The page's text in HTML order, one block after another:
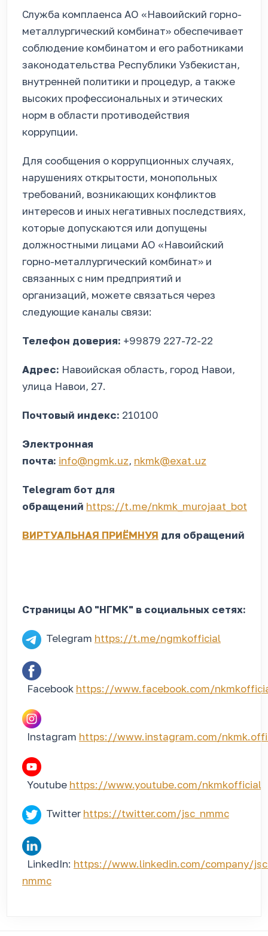
Служба комплаенса АО «Навоийский горно-
металлургический комбинат» обеспечивает
соблюдение комбинатом и его работниками
законодательства Республики Узбекистан,
внутренней политики и процедур, а также
высоких профессиональных и этических
норм в области противодействия
коррупции.
Для сообщения о коррупционных случаях,
нарушениях открытости, монопольных
требований, возникающих конфликтов
интересов и иных негативных последствиях,
которые допускаются или допущены
должностными лицами АО «Навоийский
горно-металлургический комбинат» и
связанных с ним предприятий и
организаций, можете связаться через
следующие каналы связи:
Телефон доверия: +99879 227-72-22
Адрес: Навоийская область, город Навои,
улица Навои, 27.
Почтовый индекс: 210100
Электронная
почта: info@ngmk.uz, nkmk@exat.uz
Telegram бот для
обращений https://t.me/nkmk_murojaat_bot
ВИРТУАЛЬНАЯ ПРИЁМНУЯ для обращений
Страницы АО "НГМК" в социальных сетях:
Telegram https://t.me/ngmkofficial
Facebook https://www.facebook.com/
Instagram https://www.instagram.com/
Youtube https://www.youtube.com/nkmkofficial
Twitter https://twitter.com/jsc_nmmc
LinkedIn: https://www.linkedin.com/company/
nmmc